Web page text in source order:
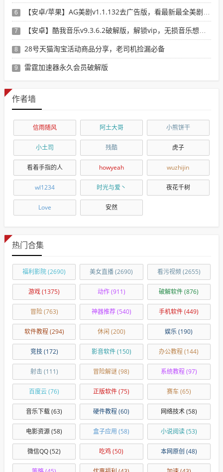
6 【安卓/苹果】AG美剧v1.1.132去广告版，看最新最全美剧选这个就行了！
7 【安卓】酷我音乐v9.3.6.2破解版，解锁vip，无损音乐想下就下！
8 28号天猫淘宝活动商品分享，老司机捡漏必备
9 雷霆加速器永久会员破解版
作者墙
信雨随风 阿土大哥 小熊饼干
小土司 残酷 虎子
看着手指的人 howyeah wuzhijin
wl1234 时光与爱丶 夜花千树
Love 安然
热门合集
福利影院(2690) 美女直播(2690) 看污视频(2655)
游戏(1375) 动作(911) 破解软件(876)
冒险(763) 神器推荐(540) 手机软件(449)
软件教程(294) 休闲 (200) 娱乐(190)
竞技(172) 影音软件(150) 办公教程(144)
射击(111) 冒险解谜(98) 系统教程(97)
百度云(76) 正版软件(75) 赛车(65)
音乐下载(63) 硬件教程(60) 网络技术(58)
电影资源(58) 盒子应用 (58) 小说阅读(53)
微信QQ(52) 吃鸡(50) 本网原创 (48)